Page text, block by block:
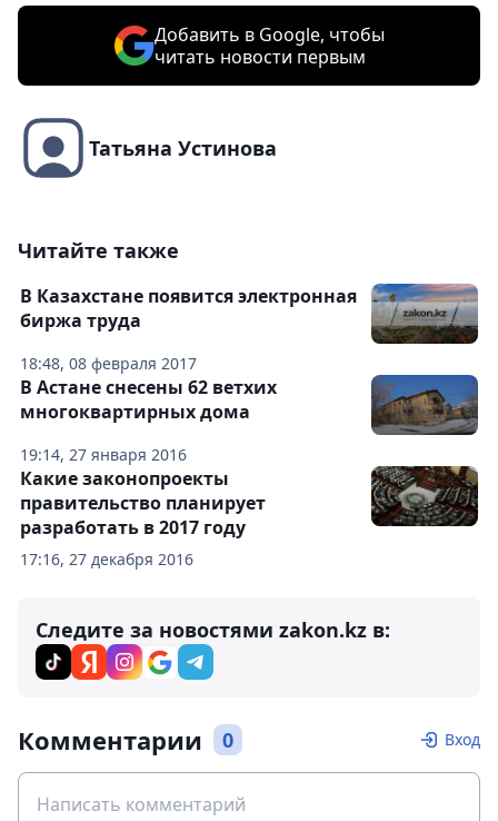
Добавить в Google, чтобы
читать новости первым
Татьяна Устинова
Читайте также
18:48, 08 февраля 2017
В Казахстане появится электронная
биржа труда
19:14, 27 января 2016
В Астане снесены 62 ветхих
многоквартирных дома
17:16, 27 декабря 2016
Какие законопроекты
правительство планирует
разработать в 2017 году
Следите за новостями zakon.kz в:
Комментарии 0 Вход